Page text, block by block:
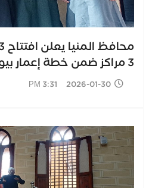
3 مراكز ضمن خطة إعمار بيوت الله
2026-01-30 3:31 PM